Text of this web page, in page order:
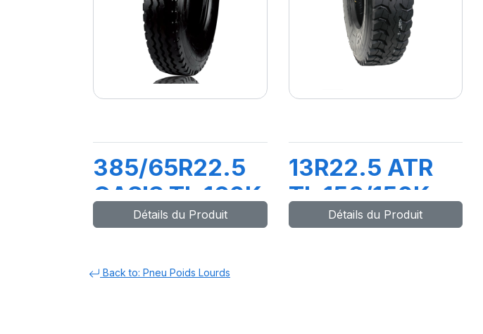
385/65R22.5
OASIS TL 160K
Détails du Produit
13R22.5 ATR
TL 156/150K
Détails du Produit
Back to: Pneu Poids Lourds